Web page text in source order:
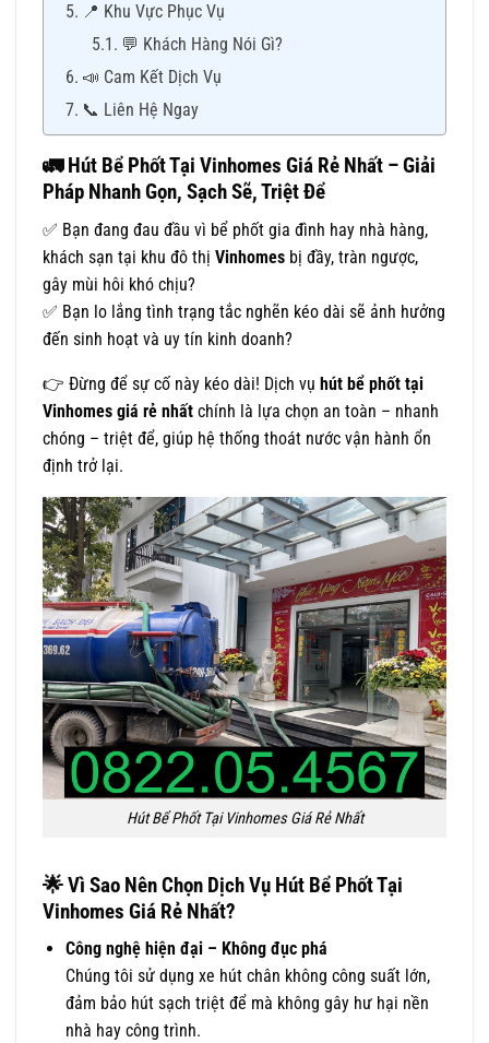
📍 Khu Vực Phục Vụ
💬 Khách Hàng Nói Gì?
📣 Cam Kết Dịch Vụ
📞 Liên Hệ Ngay
🚛Hút Bể Phốt Tại Vinhomes Giá Rẻ Nhất – Giải
Pháp Nhanh Gọn, Sạch Sẽ, Triệt Để
✅ Bạn đang đau đầu vì bể phốt gia đình hay nhà hàng,
khách sạn tại khu đô thị Vinhomes bị đầy, tràn ngược,
gây mùi hôi khó chịu?
✅ Bạn lo lắng tình trạng tắc nghẽn kéo dài sẽ ảnh hưởng
đến sinh hoạt và uy tín kinh doanh?
👉 Đừng để sự cố này kéo dài! Dịch vụ hút bể phốt tại
Vinhomes giá rẻ nhất chính là lựa chọn an toàn – nhanh
chóng – triệt để, giúp hệ thống thoát nước vận hành ổn
định trở lại.
Hút Bể Phốt Tại Vinhomes Giá Rẻ Nhất
🌟Vì Sao Nên Chọn Dịch Vụ Hút Bể Phốt Tại
Vinhomes Giá Rẻ Nhất?
Công nghệ hiện đại – Không đục phá
Chúng tôi sử dụng xe hút chân không công suất lớn,
đảm bảo hút sạch triệt để mà không gây hư hại nền
nhà hay công trình.